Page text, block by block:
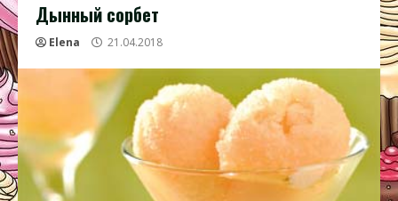
Дынный сорбет
Elena 21.04.2018